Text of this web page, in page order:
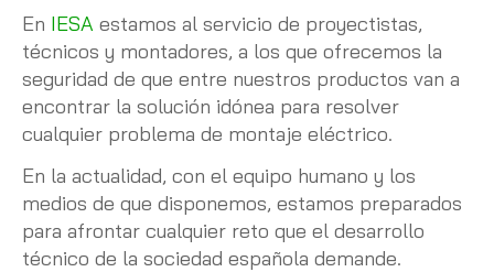
En IESA estamos al servicio de proyectistas,
técnicos y montadores, a los que ofrecemos la
seguridad de que entre nuestros productos van a
encontrar la solución idónea para resolver
cualquier problema de montaje eléctrico.
En la actualidad, con el equipo humano y los
medios de que disponemos, estamos preparados
para afrontar cualquier reto que el desarrollo
técnico de la sociedad española demande.